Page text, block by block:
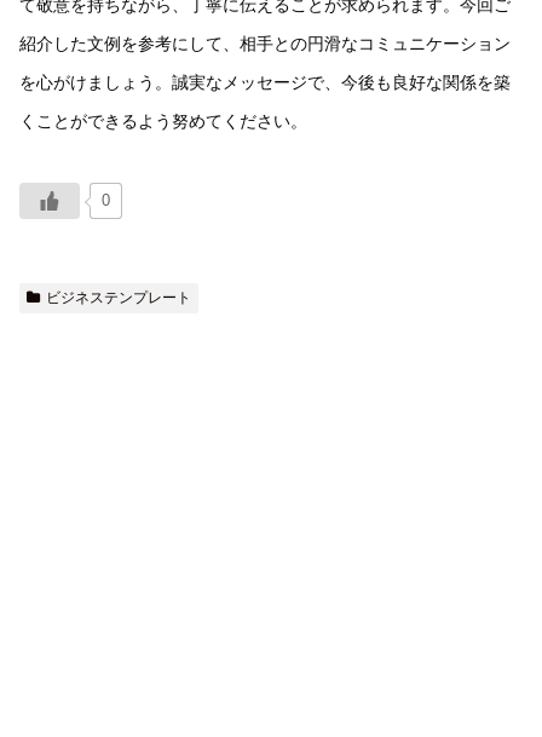
て敬意を持ちながら、丁寧に伝えることが求められます。今回ご
紹介した文例を参考にして、相手との円滑なコミュニケーション
を心がけましょう。誠実なメッセージで、今後も良好な関係を築
くことができるよう努めてください。
0
ビジネステンプレート